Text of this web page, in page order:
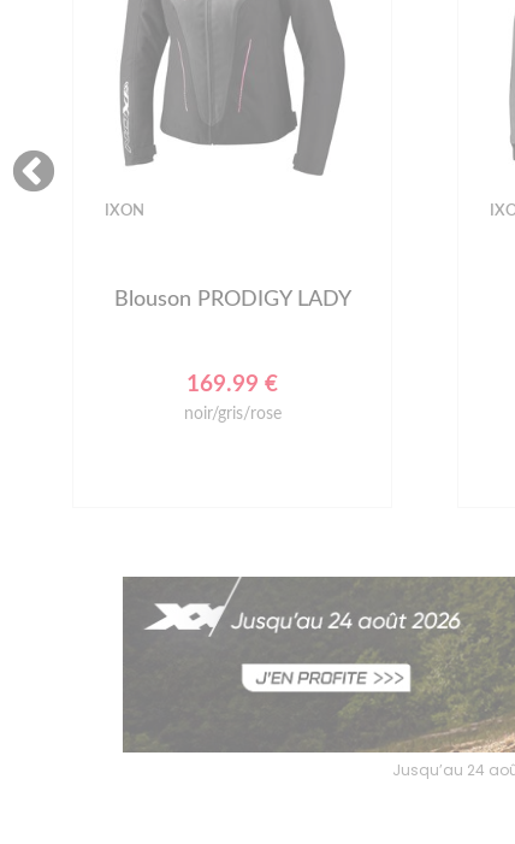
IXON
Blouson PRODIGY LADY
169.99 €
noir/gris/rose
Jusqu’au 24